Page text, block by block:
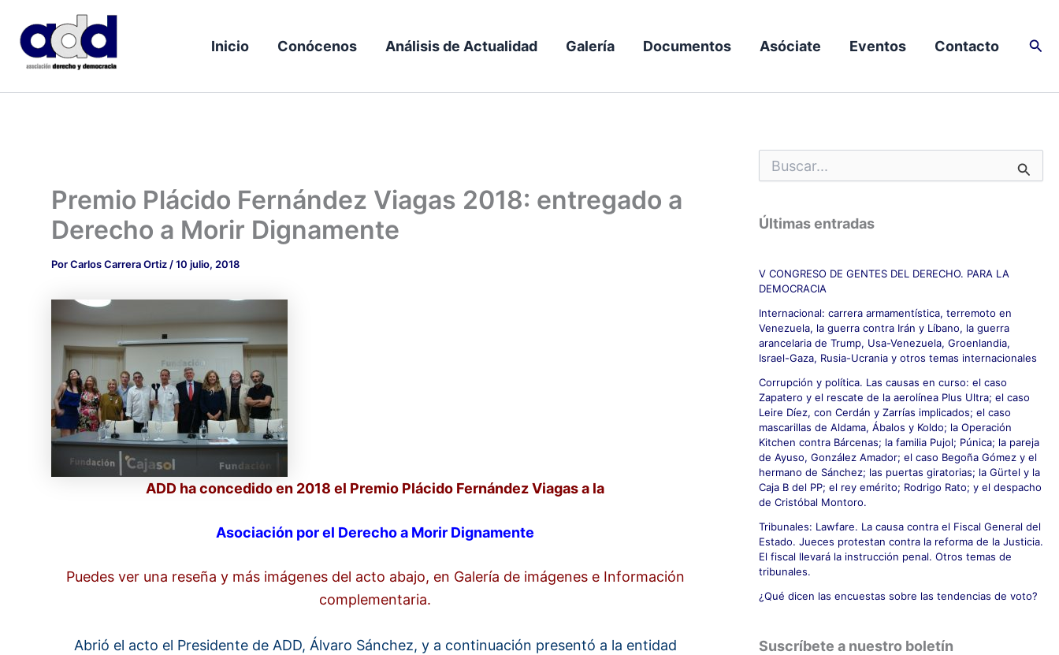
contenido
Inicio Conócenos Análisis de Actualidad Galería Documentos Asóciate Eventos Contacto
Premio Plácido Fernández Viagas 2018: entregado a
Derecho a Morir Dignamente
PorCarlos Carrera Ortiz /10 julio, 2018
ADD ha concedido en 2018 el Premio Plácido Fernández Viagas a la
Asociación por el Derechoa Morir Dignamente
Puedes ver una reseña y más imágenes del acto abajo, en Galería de imágenes e Información
complementaria.
Abrió el acto el Presidente de ADD, Álvaro Sánchez, y a continuación presentó a la entidad
u
c
a
o
r
:
Últimas entradas
V CONGRESO DE GENTES DEL DERECHO. PARA LA
DEMOCRACIA
Internacional: carrera armamentística, terremoto en
Venezuela, la guerra contra Irán y Líbano, la guerra
arancelaria de Trump, Usa-Venezuela, Groenlandia,
Israel-Gaza, Rusia-Ucrania y otros temas internacionales
Corrupción y política. Las causas en curso: el caso
Zapatero y el rescate de la aerolínea Plus Ultra; el caso
Leire Díez, con Cerdán y Zarrías implicados; el caso
mascarillas de Aldama, Ábalos y Koldo; la Operación
Kitchen contra Bárcenas; la familia Pujol; Púnica; la pareja
de Ayuso, González Amador; el caso Begoña Gómez y el
hermano de Sánchez; las puertas giratorias; la Gürtel y la
Caja B del PP; el rey emérito; Rodrigo Rato; y el despacho
de Cristóbal Montoro.
Tribunales: Lawfare. La causa contra el Fiscal General del
Estado. Jueces protestan contra la reforma de la Justicia.
El fiscal llevará la instrucción penal. Otros temas de
tribunales.
¿Qué dicen las encuestas sobre las tendencias de voto?
Suscríbete a nuestro boletín